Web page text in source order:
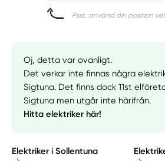
Psst, använd din position
Oj, detta var ovanligt.
Det verkar inte finnas några
Sigtuna. Det finns dock 11st
Sigtuna men utgår inte härifrån.
Hitta elektriker här!
Elektriker i Sollentuna